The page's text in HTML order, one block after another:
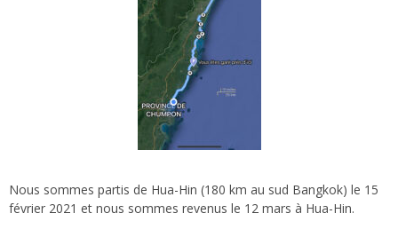
Nous sommes partis de Hua-Hin (180 km au sud Bangkok) le 15
février 2021 et nous sommes revenus le 12 mars à Hua-Hin.